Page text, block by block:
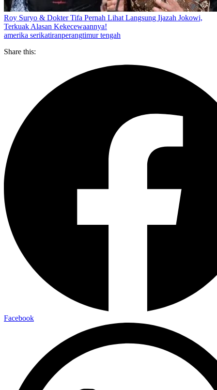
Roy Suryo & Dokter Tifa Pernah Lihat Langsung Ijazah Jokowi,
Terkuak Alasan Kekecewaannya!
amerika serikatiranperangtimur tengah
Share this:
Facebook